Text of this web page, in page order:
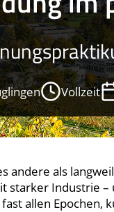
Vollzeit
andere als
starker Industrie
allen Epochen,